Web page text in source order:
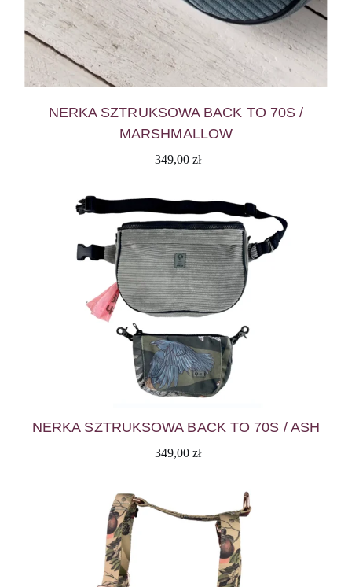
NERKA SZTRUKSOWA BACK TO 70S /
MARSHMALLOW
349,00 zł
NERKA SZTRUKSOWA BACK TO 70S / ASH
349,00 zł